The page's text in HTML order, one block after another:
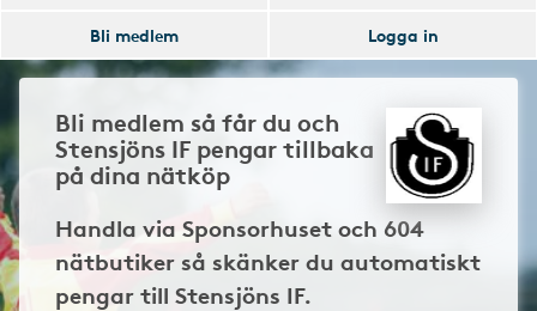
Bli medlem
Logga in
Bli medlem så får du och
Stensjöns IF pengar tillbaka
på dina nätköp
Handla via Sponsorhuset och 604
nätbutiker så skänker du automatiskt
pengar till Stensjöns IF.